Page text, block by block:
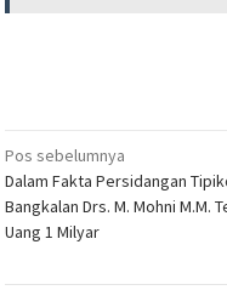
Navigasi
pos
Pos sebelumnya
Dalam Fakta Persidangan
Bangkalan Drs. M. Mohni M.M.
Uang 1 Milyar